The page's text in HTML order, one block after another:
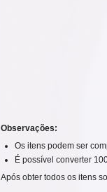
Observações:
Os itens podem ser
É possível converter
Após obter todos os itens